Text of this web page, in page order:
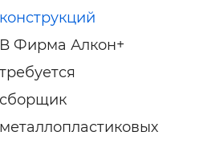
конструкций
В Фирма Алкон+
требуется
сборщик
металлопластиковых